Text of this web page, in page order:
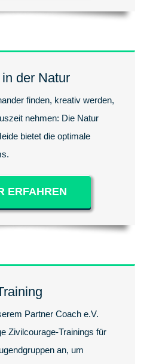
der Natur
finden, kreativ werden,
nehmen: Die Natur
bietet die optimale
ERFAHREN
Partner Coach e.V.
Zivilcourage-Trainings für
an, um